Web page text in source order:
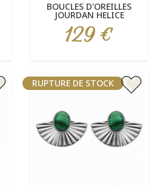
BOUCLES D'OREILLES
JOURDAN HELICE
Prix
129 €
RUPTURE DE STOCK